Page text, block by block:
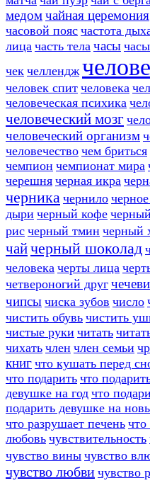
медомчайная церемония
часовой пояс частота
лица часть тела часы
чек челлендж
человек спит человека
человеческая психика
человеческий мозг
человеческий организм
человечество чем бриться
чемпион чемпионат мира
черешня черная икра
черника чернило
дыри черный кофе
рис черный тмин черный
чайчерный шоколад
человека черты лица
четвероногий друг
чипсы чиска зубов число
чистить обувь чистить
чистые руки читать
чихать член член семьи
книг что кушать перед
что подарить что
девушке на год что
подарить девушке на
что разрушает печень что
любовь чувствительность
чувство вины чувство
чувство любви чувство